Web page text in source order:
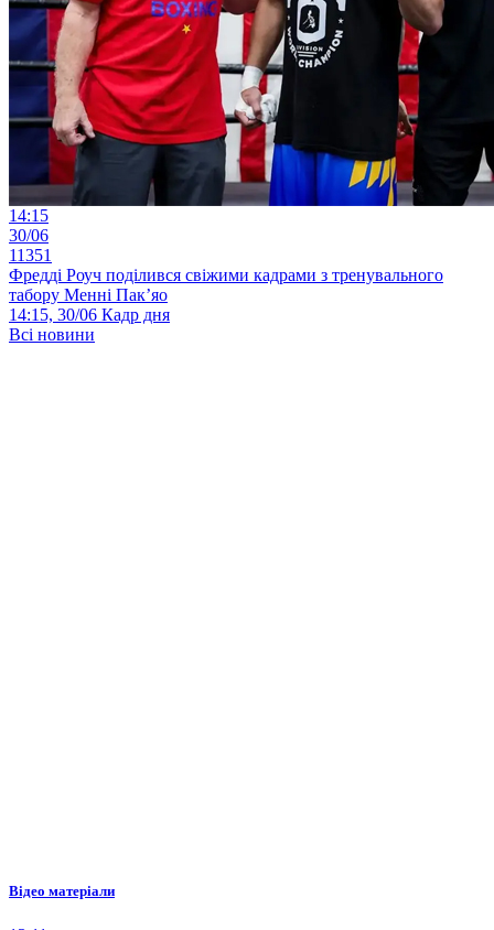
14:15
30/06
11351
Фредді Роуч поділився свіжими кадрами з тренувального
табору Менні Пак’яо
14:15, 30/06 Кадр дня
Всі новини
Відео матеріали